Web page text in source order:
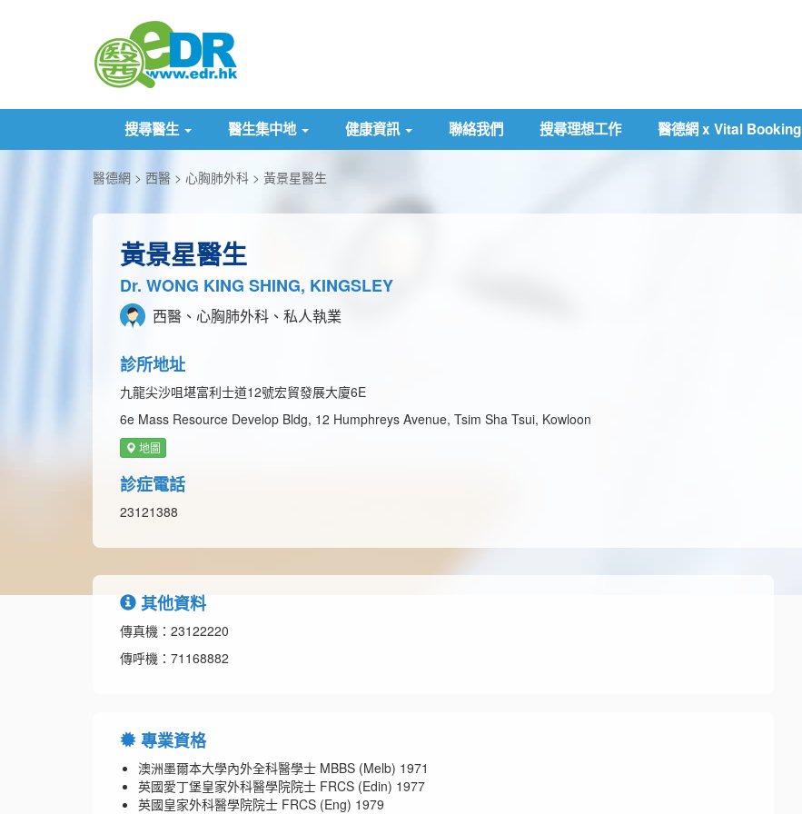
搜尋醫生 醫生集中地 健康資訊 聯絡我們 搜尋理想工作 醫德網 x Vital Booking
醫德網 西醫 心胸肺外科 黃景星醫生
黃景星醫生
Dr. WONG KING SHING, KINGSLEY
西醫、心胸肺外科、私人執業
診所地址
九龍尖沙咀堪富利士道12號宏貿發展大廈6E
6e Mass Resource Develop Bldg, 12 Humphreys Avenue, Tsim Sha Tsui, Kowloon
地圖
診症電話
23121388
其他資料
傳真機：23122220
傳呼機：71168882
專業資格
澳洲墨爾本大學內外全科醫學士 MBBS (Melb) 1971
英國愛丁堡皇家外科醫學院院士 FRCS (Edin) 1977
英國皇家外科醫學院院士 FRCS (Eng) 1979